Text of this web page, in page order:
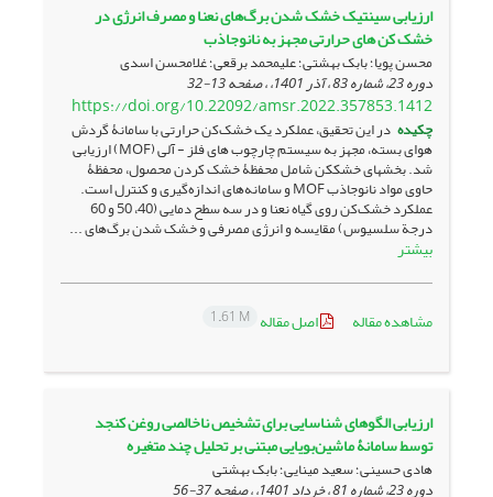
ارزیابی سینتیک خشک شدن برگ‌های نعنا و مصرف انرژی در
خشک کن های حرارتی مجهز به نانوجاذب
محسن پویا؛ بابک بهشتی؛ علیمحمد برقعی؛ غلامحسن اسدی
دوره 23، شماره 83 ، آذر 1401، ، صفحه 13-32
https://doi.org/10.22092/amsr.2022.357853.1412
چکیده در این تحقیق، عملکرد یک خشک‌کن حرارتی با سامانۀ گردش
هوای بسته، مجهز به سیستم چارچوب­ های فلز - آلی (MOF) ارزیابی
شد. بخش­های خشک­کن شامل محفظۀ خشک کردن محصول، محفظۀ
حاوی مواد نانوجاذب MOF و سامانه‌های اندازه‌گیری و کنترل است.
عملکرد خشک‌کن روی گیاه نعنا و در سه سطح دمایی (40، 50 و 60
درجة سلسیوس) مقایسه و انرژی مصرفی و خشک شدن برگ‌های ...
بیشتر
مشاهده مقاله اصل مقاله 1.61 M
ارزیابی الگوهای شناسایی برای تشخیص ناخالصی روغن کنجد
توسط سامانۀ ماشین‌بویایی مبتنی بر تحلیل چند متغیره
هادی حسینی؛ سعید مینایی؛ بابک بهشتی
دوره 23، شماره 81 ، خرداد 1401، ، صفحه 37-56